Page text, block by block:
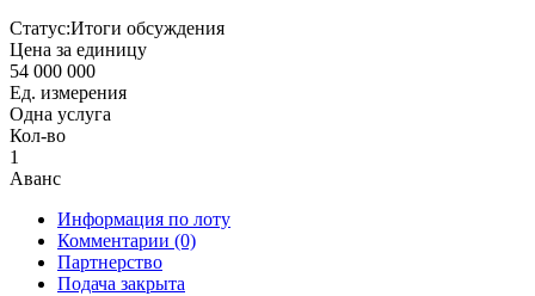
Статус:Итоги обсуждения
Цена за единицу
54 000 000
Ед. измерения
Одна услуга
Кол-во
1
Аванс
Информация по лоту
Комментарии (0)
Партнерство
Подача закрыта